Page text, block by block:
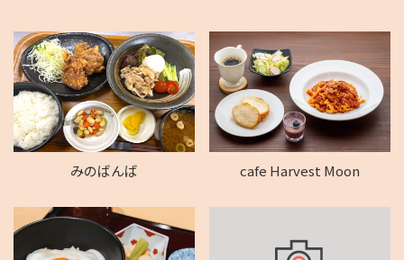
みのばんば cafe Harvest Moon